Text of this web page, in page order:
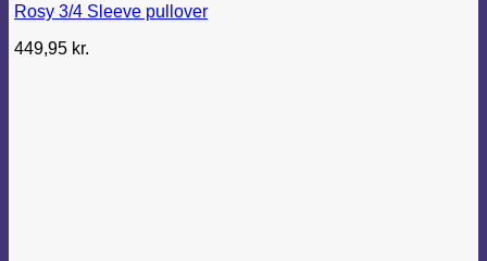
Rosy 3/4 Sleeve pullover
449,95 kr.